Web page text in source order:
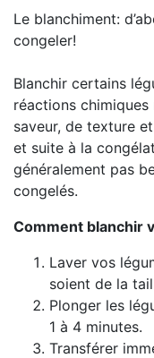
Le blanchiment:
congeler!
Blanchir certains
réactions
saveur, de texture
et suite à la
généralement pas
congelés.
Comment blanchir
Laver vos
soient de la
Plonger les
1 à 4 minutes.
Transférer